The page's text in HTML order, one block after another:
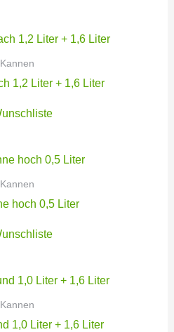
Kannen
1,2 Liter + 1,6 Liter
Kannen
hoch 0,5 Liter
Kannen
1,0 Liter + 1,6 Liter